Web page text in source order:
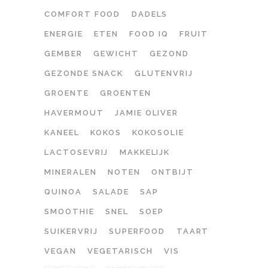
COMFORT FOOD DADELS
ENERGIE ETEN FOOD IQ FRUIT
GEMBER GEWICHT GEZOND
GEZONDE SNACK GLUTENVRIJ
GROENTE GROENTEN
HAVERMOUT JAMIE OLIVER
KANEEL KOKOS KOKOSOLIE
LACTOSEVRIJ MAKKELIJK
MINERALEN NOTEN ONTBIJT
QUINOA SALADE SAP
SMOOTHIE SNEL SOEP
SUIKERVRIJ SUPERFOOD TAART
VEGAN VEGETARISCH VIS